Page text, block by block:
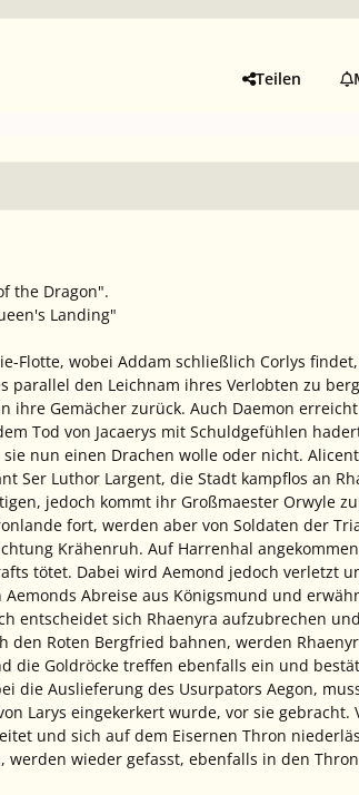
Teilen
the Dragon".
Landing"
wobei Addam schließlich Corlys
parallel den Leichnam ihres Verlobten zu
ihre Gemächer zurück. Auch Daemon
Tod von Jacaerys mit Schuldgefühlen
nun einen Drachen wolle oder nicht.
Ser Luthor Largent, die Stadt kampflos an
jedoch kommt ihr Großmaester Orwyle
fort, werden aber von Soldaten der
Krähenruh. Auf Harrenhal
tötet. Dabei wird Aemond jedoch verletzt
Abreise aus Königsmund und
entscheidet sich Rhaenyra aufzubrechen
den Roten Bergfried bahnen, werden
die Goldröcke treffen ebenfalls ein und
die Auslieferung des Usurpators Aegon,
Larys eingekerkert wurde, vor sie gebracht.
und sich auf dem Eisernen Thron
wieder gefasst, ebenfalls in den